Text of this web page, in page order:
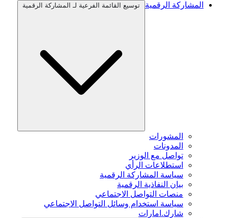
المشاركة الرقمية
توسيع القائمة الفرعية لـ المشاركة الرقمية
المشورات
المدونات
تواصل مع الوزير
استطلاعات الرأي
سياسة المشاركة الرقمية
بيان النفاذية الرقمية
منصات التواصل الاجتماعي
سياسة استخدام وسائل التواصل الاجتماعي
شارك.امارات